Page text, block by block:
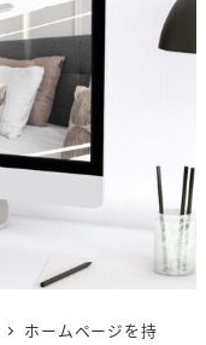
ホームページを持